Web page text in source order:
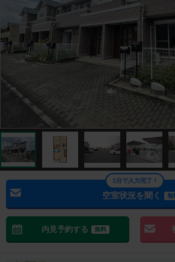
空室状況を聞く 無
1分で入力完了！
内見予約する 無料